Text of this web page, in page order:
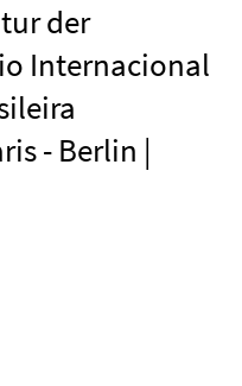
der
Internacional
- Berlin |